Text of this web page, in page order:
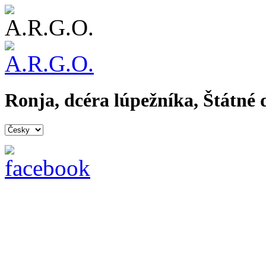
Ronja, dcéra lúpežníka, Štátné